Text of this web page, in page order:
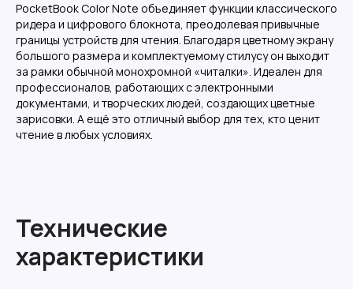
PocketBook Color Note объединяет функции классического
ридера и цифрового блокнота, преодолевая привычные
границы устройств для чтения. Благодаря цветному экрану
большого размера и комплектуемому стилусу он выходит
за рамки обычной монохромной «читалки». Идеален для
профессионалов, работающих с электронными
документами, и творческих людей, создающих цветные
зарисовки. А ещё это отличный выбор для тех, кто ценит
чтение в любых условиях.
Технические
характеристики
Углубленная поддержка
Поможем подобрать оптимальное решение
подвашизадачи
Написать
Предлагаем 365 днейгарантиина весь
ассортимент товаров
В каталог